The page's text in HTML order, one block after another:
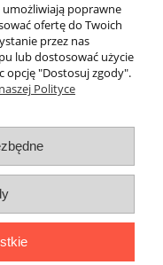
poprawne
ofertę do Twoich
przez nas
lub dostosować użycie
opcję "Dostosuj zgody".
Polityce